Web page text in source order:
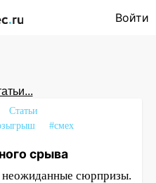
Войти
Статьи
#смех
срыва
сюрпризы.